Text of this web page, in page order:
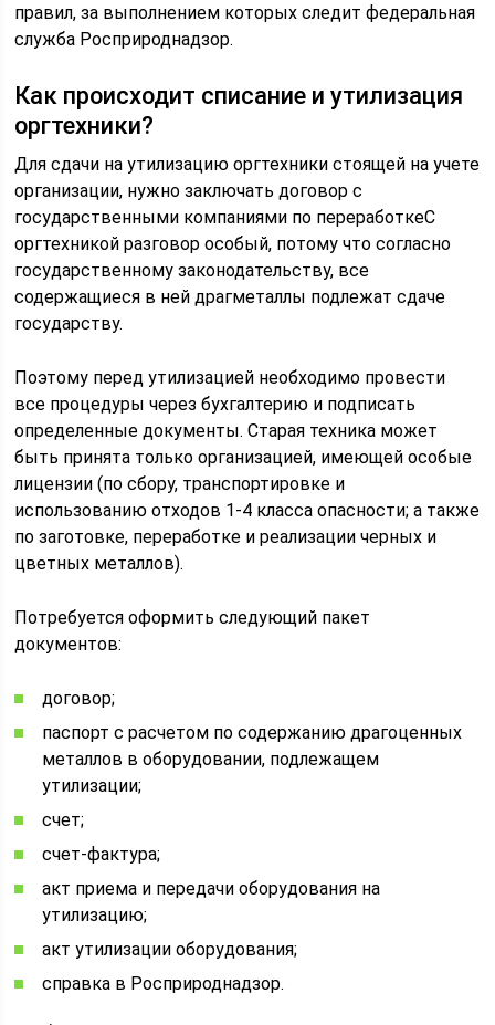
правил, за выполнением которых следит федеральная
служба Росприроднадзор.
Как происходит списание и утилизация
оргтехники?
Для сдачи на утилизацию оргтехники стоящей на учете
организации, нужно заключать договор с
государственными компаниями по переработкеС
оргтехникой разговор особый, потому что согласно
государственному законодательству, все
содержащиеся в ней драгметаллы подлежат сдаче
государству.
Поэтому перед утилизацией необходимо провести
все процедуры через бухгалтерию и подписать
определенные документы. Старая техника может
быть принята только организацией, имеющей особые
лицензии (по сбору, транспортировке и
использованию отходов 1-4 класса опасности; а также
по заготовке, переработке и реализации черных и
цветных металлов).
Потребуется оформить следующий пакет
документов:
договор;
паспорт с расчетом по содержанию драгоценных
металлов в оборудовании, подлежащем
утилизации;
счет;
счет-фактура;
акт приема и передачи оборудования на
утилизацию;
акт утилизации оборудования;
справка в Росприроднадзор.